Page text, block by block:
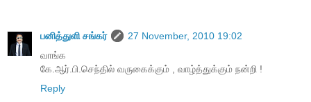
பனித்துளி சங்கர்
27 November, 2010 19:02
வாங்க
கே.ஆர்.பி.செந்தில் வருகைக்கும் , வாழ்த்துக்கும் நன்றி !
Reply